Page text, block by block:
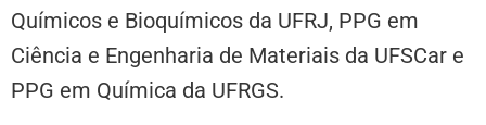
Químicos e Bioquímicos da UFRJ, PPG em
Ciência e Engenharia de Materiais da UFSCar e
PPG em Química da UFRGS.